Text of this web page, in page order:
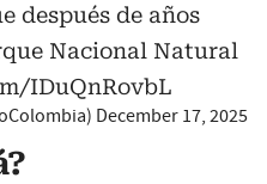
después de años
Nacional Natural
IDuQnRovbL
December 17, 2025